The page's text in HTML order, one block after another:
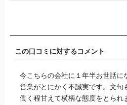
この口コミに対するコメント
今こちらの会社に１年半お世話に
営業がとにかく不誠実です。文句
働く程甘えて横柄な態度をとられ